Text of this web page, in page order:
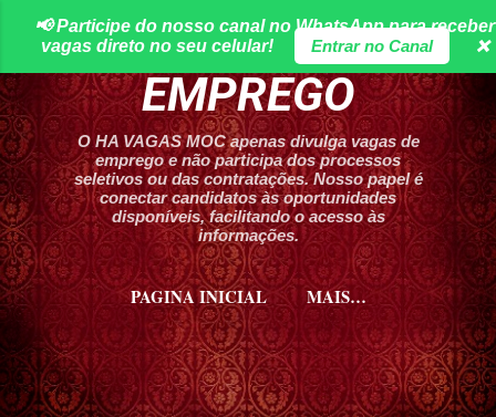
Pular para o conteúdo principal
HA VAGAS DE
EMPREGO
O HA VAGAS MOC apenas divulga vagas de
emprego e não participa dos processos
seletivos ou das contratações. Nosso papel é
conectar candidatos às oportunidades
disponíveis, facilitando o acesso às
informações.
📢 Participe do nosso canal no WhatsApp para receber
vagas direto no seu celular!
Entrar no Canal ❌
PAGINA INICIAL
MAIS…
CURSOS HA VAGAS MOC